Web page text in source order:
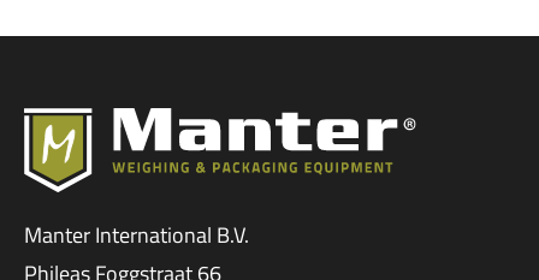
Manter International B.V.
Phileas Foggstraat 66